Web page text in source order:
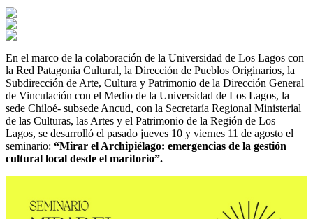
En el marco de la colaboración de la Universidad de Los Lagos con
la Red Patagonia Cultural, la Dirección de Pueblos Originarios, la
Subdirección de Arte, Cultura y Patrimonio de la Dirección General
de Vinculación con el Medio de la Universidad de Los Lagos, la
sede Chiloé- subsede Ancud, con la Secretaría Regional Ministerial
de las Culturas, las Artes y el Patrimonio de la Región de Los
Lagos, se desarrolló el pasado jueves 10 y viernes 11 de agosto el
seminario: “Mirar el Archipiélago: emergencias de la gestión
cultural local desde el maritorio”.